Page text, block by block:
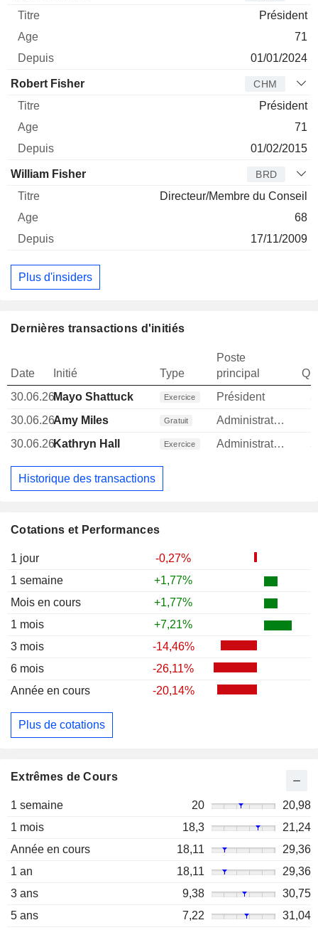
Cotations et Performances
1 jour
-0,27%
1 semaine
+1,77%
Mois en cours
+1,77%
1 mois
+7,21%
3 mois
-14,46%
6 mois
-26,11%
Année en cours
-20,14%
Plus de cotations
Extrêmes de Cours
1 semaine 20
20,98
1 mois
18,3
21,24
Année en cours
18,11
29,36
1 an
18,11
29,36
3 ans
9,38
30,75
5 ans
7,22 31,04
Président
71
01/01/2024
Robert Fisher CHM
Président
71
01/02/2015
William Fisher BRD
Directeur/Membre du Conseil
68
17/11/2009
Plus d'insiders
Dernières transactions d'initiés
Date Initié Type
Poste
principal
30.06.26Mayo Shattuck Exercice Président
30.06.26Amy Miles Gratuit Administrateur
30.06.26Kathryn Hall Exercice Administrateur
Historique des transactions